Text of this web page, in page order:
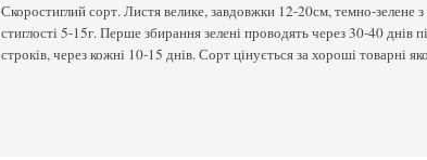
Скоростиглий сорт. Листя велике, завдовжки 12-20см, темно-зелене
стиглості 5-15г. Перше збирання зелені проводять через 30-40 днів
строків, через кожні 10-15 днів. Сорт цінується за хороші товарні